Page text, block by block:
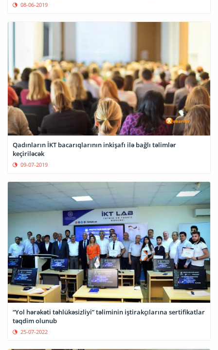
08-06-2019
Qadınların İKT bacarıqlarının inkişafı ilə bağlı təlimlər
keçiriləcək
09-07-2019
“Yol hərəkəti təhlükəsizliyi” təliminin iştirakçılarına sertifikatlar
təqdim olunub
25-07-2022